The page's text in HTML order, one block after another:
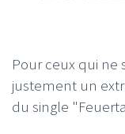
Pour ceux qui ne
justement un
du single